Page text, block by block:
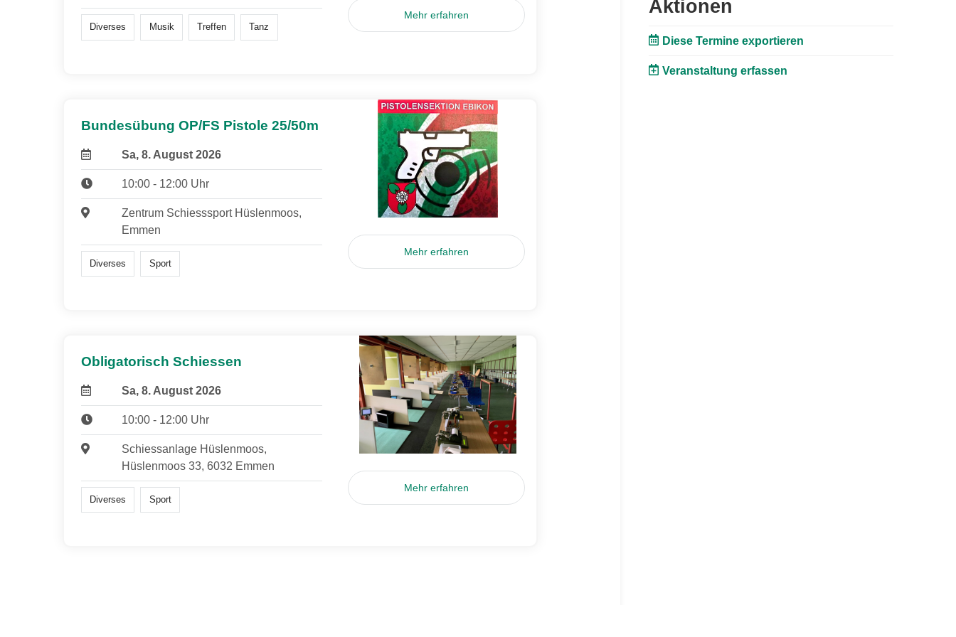
Diverses Musik Treffen Tanz
Mehr erfahren
Bundesübung OP/FS Pistole 25/50m
Sa, 8. August 2026
10:00 - 12:00 Uhr
Zentrum Schiesssport Hüslenmoos,
Emmen
Diverses Sport
Mehr erfahren
Obligatorisch Schiessen
Sa, 8. August 2026
10:00 - 12:00 Uhr
Schiessanlage Hüslenmoos,
Hüslenmoos 33, 6032 Emmen
Diverses Sport
Mehr erfahren
Aktionen
Diese Termine exportieren
Veranstaltung erfassen